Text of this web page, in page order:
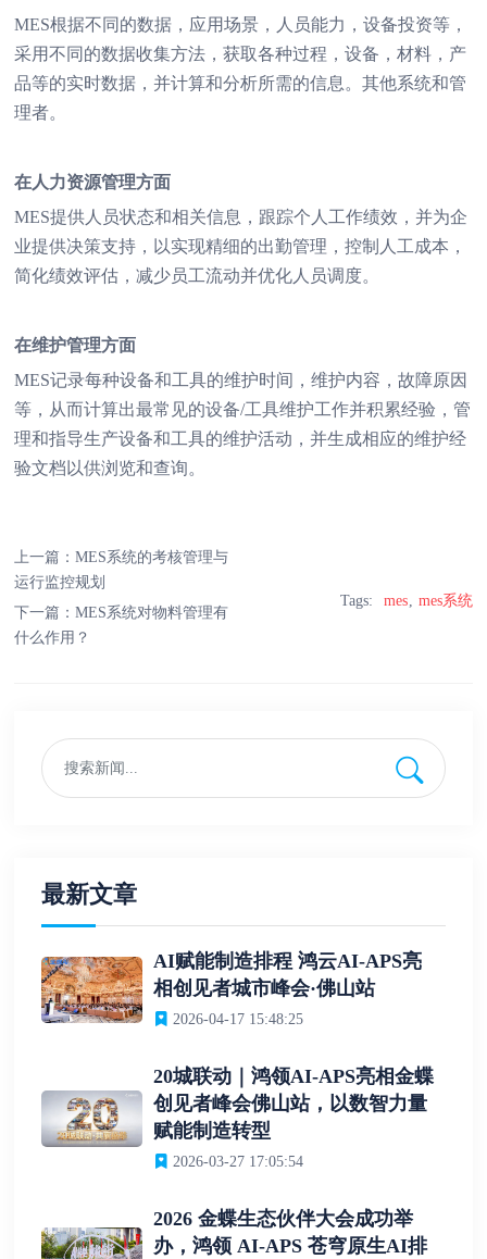
MES根据不同的数据，应用场景，人员能力，设备投资等，
采用不同的数据收集方法，获取各种过程，设备，材料，产
品等的实时数据，并计算和分析所需的信息。其他系统和管
理者。
在人力资源管理方面
MES提供人员状态和相关信息，跟踪个人工作绩效，并为企
业提供决策支持，以实现精细的出勤管理，控制人工成本，
简化绩效评估，减少员工流动并优化人员调度。
在维护管理方面
MES记录每种设备和工具的维护时间，维护内容，故障原因
等，从而计算出最常见的设备/工具维护工作并积累经验，管
理和指导生产设备和工具的维护活动，并生成相应的维护经
验文档以供浏览和查询。
上一篇：MES系统的考核管理与
运行监控规划
下一篇：MES系统对物料管理有
什么作用？
Tags: mes mes系统
最新文章
AI赋能制造排程 鸿云AI-APS亮
相创见者城市峰会·佛山站
2026-04-17 15:48:25
20城联动｜鸿领AI-APS亮相金蝶
创见者峰会佛山站，以数智力量
赋能制造转型
2026-03-27 17:05:54
2026 金蝶生态伙伴大会成功举
办，鸿领 AI-APS 苍穹原生AI排